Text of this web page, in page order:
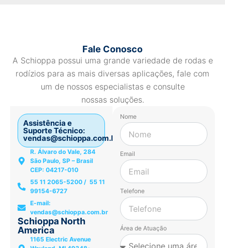
Fale Conosco
A Schioppa possui uma grande variedade de rodas e
rodízios para as mais diversas aplicações, fale com
um de nossos especialistas e consulte
nossas soluções.
Assistência e
Suporte Técnico:
vendas@schioppa.com.br
R. Álvaro do Vale, 284
São Paulo, SP – Brasil
CEP: 04217-010
55 11 2065-5200 / 55 11
99154-6727
E-mail:
vendas@schioppa.com.br
Schioppa North
America
1165 Electric Avenue
Nome
Email
Telefone
Área de Atuação